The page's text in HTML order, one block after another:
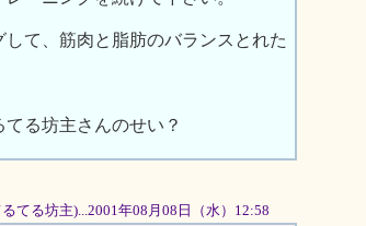
て、筋肉と脂肪のバランスとれた
る坊主さんのせい？
てる坊主)...2001年08月08日（水）12:58